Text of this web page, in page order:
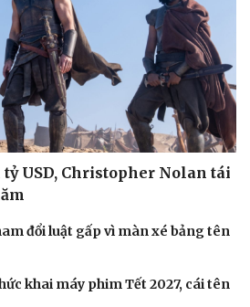
tỷ USD, Christopher Nolan tái
đổi luật gấp vì màn xé bảng tên
khai máy phim Tết 2027, cái tên